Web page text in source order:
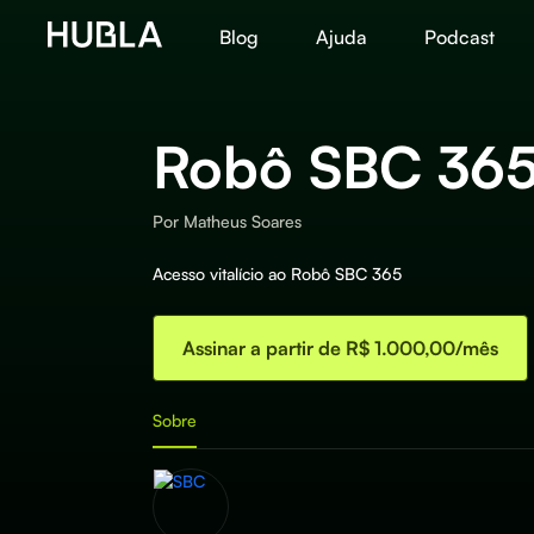
Blog Ajuda Podcast
Robô SBC
Por Matheus Soares
Acesso vitalício ao Robô SBC 365
Assinar a partir de R$ 1.000,00/mês
Sobre